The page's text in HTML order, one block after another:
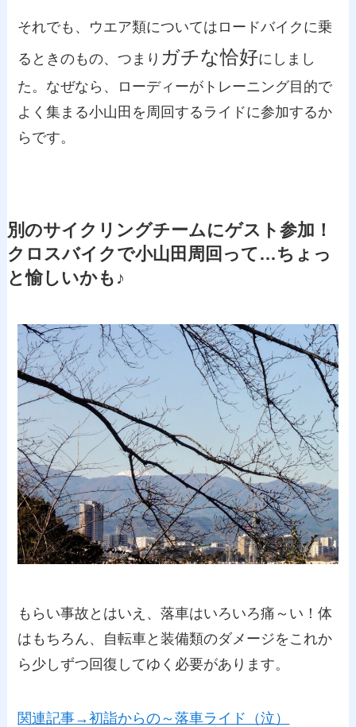
それでも、ウエア類についてはロードバイクに乗
るときのもの、つまり ガチな恰好にしまし
た。なぜなら、ローディーがトレーニング目的で
よく集まる小山田を周回するライドに参加するか
らです。
別のサイクリングチームにゲスト参加！
クロスバイクで小山田周回って…ちょっ
と愉しいかも♪
もらい事故とはいえ、落車はいろいろ痛～い！体
はもちろん、自転車と装備類のダメージをこれか
ら少しずつ回復してゆく必要があります。
関連記事→初詣からの～落車ライド（泣）